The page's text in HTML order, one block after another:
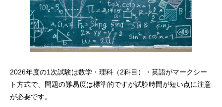
2026年度の1次試験は数学・理科（2科目）・英語がマークシー
ト方式で、問題の難易度は標準的ですが試験時間が短い点に注意
が必要です。